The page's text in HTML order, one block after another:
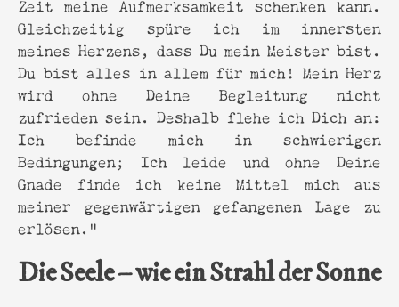
Gleichzeitig spüre ich im innersten
meines Herzens, dass Du mein Meister bist.
Du bist alles in allem für mich! Mein Herz
wird ohne Deine Begleitung nicht
zufrieden sein. Deshalb flehe ich Dich an:
Ich befinde mich in schwierigen
Bedingungen; Ich leide und ohne Deine
Gnade finde ich keine Mittel mich aus
meiner gegenwärtigen gefangenen Lage zu
erlösen.“
Die Seele – wie ein Strahl der Sonne